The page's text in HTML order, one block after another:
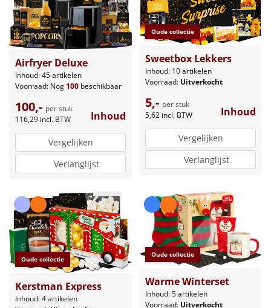
Alle thema's
Artikel
Hitster NIEUW
Tas
Wake up light
NIEUW
Warmtekussen
NIEUW
Slowcooker POPULAIR
Noodradio NIEUW
Deken (fleece plaid)
Airfryer Deluxe
Inhoud: 45 artikelen
Voorraad: Nog 100 beschikbaar
100,- per stuk
116,29 incl. BTW Inhoud
Vergelijken
Verlanglijst
Oude collectie
Sweetbox Lekkers
Inhoud: 10 artikelen
Voorraad: Uitverkocht
5,- per stuk
5,62 incl. BTW Inhoud
Vergelijken
Verlanglijst
Oude collectie
Kerstman Express
Inhoud: 4 artikelen
Oude collectie
Warme Winterset
Inhoud: 5 artikelen
Voorraad: Uitverkocht